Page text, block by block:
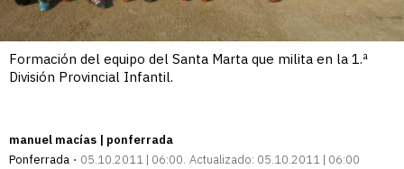
Formación del equipo del Santa Marta que milita en la 1.ª
División Provincial Infantil.
manuel macías | ponferrada
Ponferrada
05.10.2011 | 06:00 Actualizado: 05.10.2011 | 06:00